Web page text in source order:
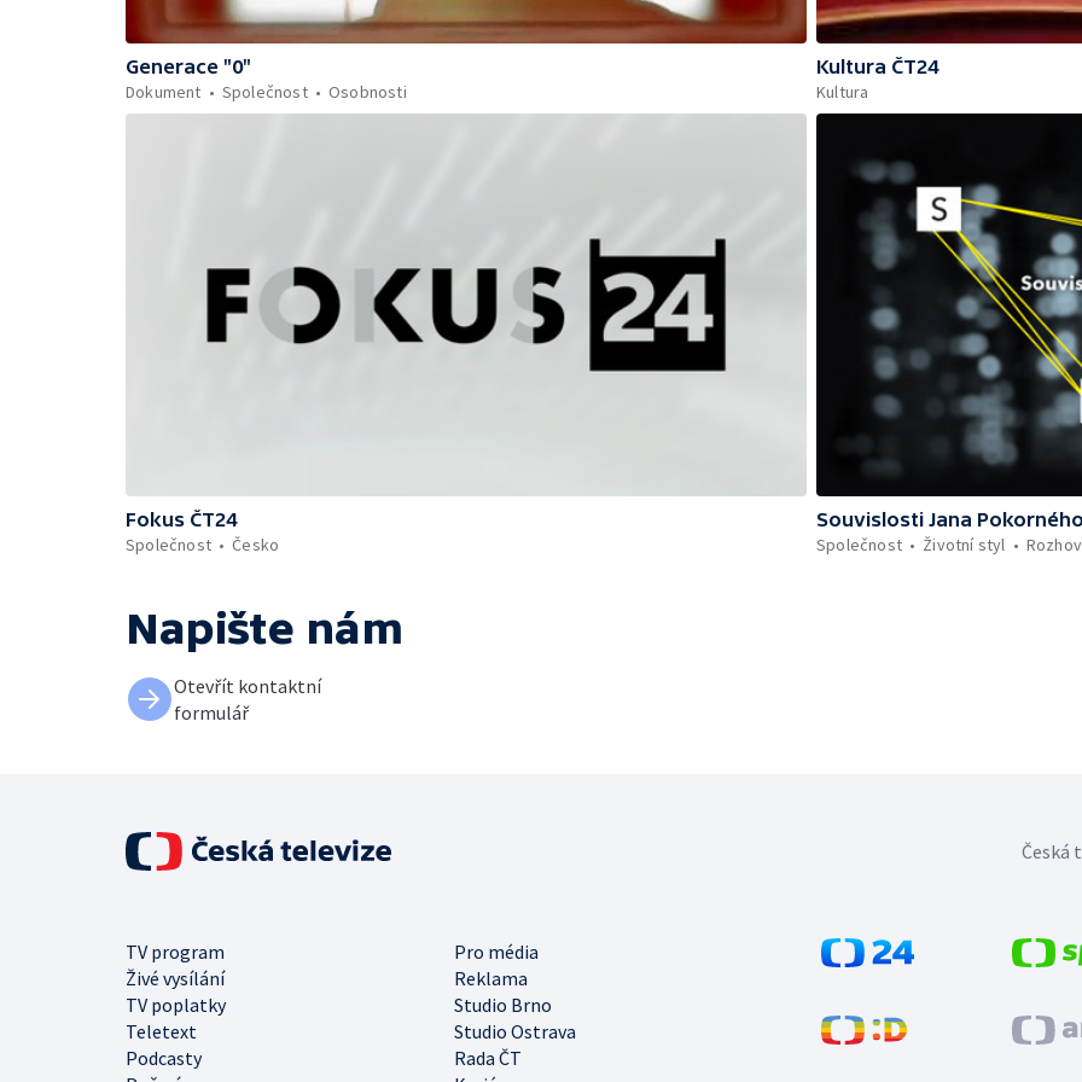
Generace "0"
Dokument
Společnost Osobnosti
Kultura ČT24
Kultura
Fokus ČT24
Společnost
Česko
Souvislosti Jana
Společnost
Životní styl
Napište nám
Otevřít kontaktní
formulář
TV program
Pro média
Živé vysílání
Reklama
TV poplatky
Studio Brno
Teletext
Studio Ostrava
Podcasty
Rada ČT
Česká